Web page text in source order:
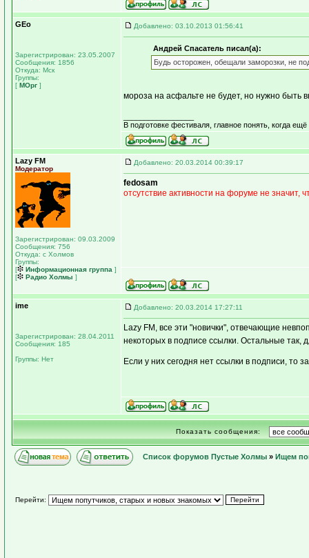
GEo
Зарегистрирован: 23.05.2007
Сообщения: 1856
Откуда: Мск
Группы:
[ МОрг ]
Добавлено: 03.10.2013 01:56:41
Андрей Спасатель писал(а):
Будь осторожен, обещали заморозки, не
мороза на асфальте не будет, но нужно быть
В подготовке фестиваля, главное понять, когда
Lazy FM
Модератор
Зарегистрирован: 09.03.2009
Сообщения: 756
Откуда: с Холмов
Группы:
[
Информационная группа ]
[
Радио Холмы ]
Добавлено: 20.03.2014 00:39:17
fedosam
отсутствие активности на форуме не значит,
ime
Зарегистрирован: 28.04.2011
Сообщения: 185
Группы: Нет
Добавлено: 20.03.2014 17:27:11
Lazy FM, все эти "новички", отвечающие
некоторых в подписе ссылки. Остальные так,
Если у них сегодня нет ссылки в подписи, то
Показать сообщения:
Список форумов Пустые Холмы » Ищем
Перейти: